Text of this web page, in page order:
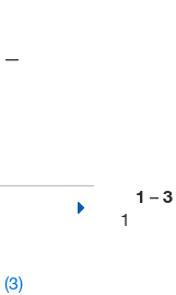
—
(3)
1 – 3
1